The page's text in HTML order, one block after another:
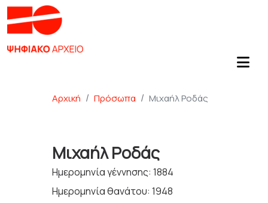
Αρχική Πρόσωπα Μιχαήλ Ροδάς
Μιχαήλ Ροδάς
Ημερομηνία γέννησης: 1884
Ημερομηνία θανάτου: 1948